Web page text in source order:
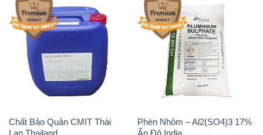
Chất Bảo Quản CMIT Thái
Lan Thailand
Phèn Nhôm – Al2(SO4)3 17%
Ấn Độ India